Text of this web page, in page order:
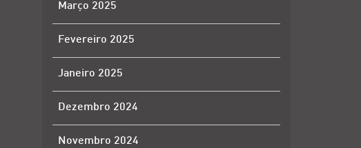
Março 2025
Fevereiro 2025
Janeiro 2025
Dezembro 2024
Novembro 2024